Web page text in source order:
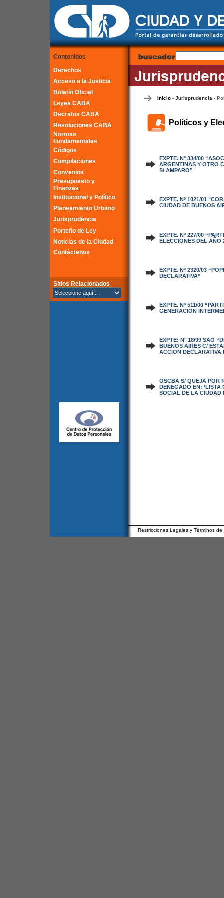
Contenidos
Derechos
Acceso a la Justicia
Boletín Oficial
Leyes CABA
Decretos CABA
Resoluciones CABA
Normas
Fundamentales
Códigos
Compilaciones
Convenios
Presupuesto y
Finanzas
Institucional y Político
Planeamiento Urbano
Jurisprudencia
Porteño de Ley
Noticias de la Ciudad
Contáctenos
Sitios Relacionados
Inicio - Jurisprudencia -
Políticos y
EXPTE. N° 334/00
ARGENTINAS Y OTRO
S/ AMPARO”
EXPTE. Nº 1021/01
CIUDAD DE BUENOS
EXPTE. Nº 227/00
ELECCIONES DEL AÑO
EXPTE. Nº 2320/03
DECLARATIVA”
EXPTE. Nº 511/00
GENERACION
EXPTE: N° 18/99 SAO
BUENOS AIRES C/
ACCION DECLARATIVA
OSCBA S/ QUEJA POR
DENEGADO EN:
SOCIAL DE LA CIUDAD
Restricciones Legales y Términos de